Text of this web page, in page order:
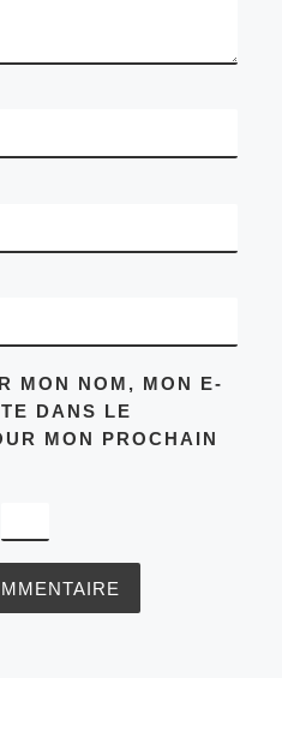
MON NOM, MON E-
DANS LE
MON PROCHAIN